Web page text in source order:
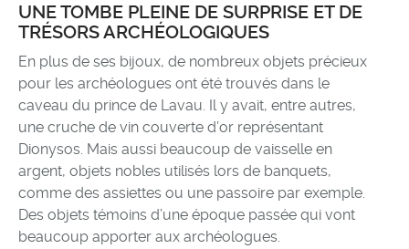
UNE TOMBE PLEINE DE SURPRISE ET DE
TRÉSORS ARCHÉOLOGIQUES
En plus de ses bijoux, de nombreux objets précieux
pour les archéologues ont été trouvés dans le
caveau du prince de Lavau. Il y avait, entre autres,
une cruche de vin couverte d’or représentant
Dionysos. Mais aussi beaucoup de vaisselle en
argent, objets nobles utilisés lors de banquets,
comme des assiettes ou une passoire par exemple.
Des objets témoins d’une époque passée qui vont
beaucoup apporter aux archéologues.